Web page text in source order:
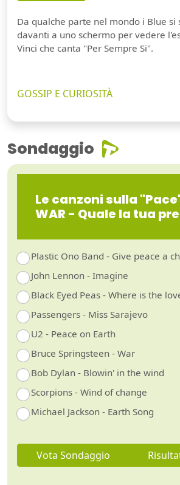
Da qualche parte nel mondo i Blue si
davanti a uno schermo per vedere
Vinci che canta "Per Sempre Si".
GOSSIP E CURIOSITÀ
Sondaggio
Le canzoni sulla
WAR - Quale la tua
Plastic Ono Band - Give peace a
John Lennon - Imagine
Black Eyed Peas - Where is the
Passengers - Miss Sarajevo
U2 - Peace on Earth
Bruce Springsteen - War
Bob Dylan - Blowin' in the wind
Scorpions - Wind of change
Michael Jackson - Earth Song
Vota Sondaggio